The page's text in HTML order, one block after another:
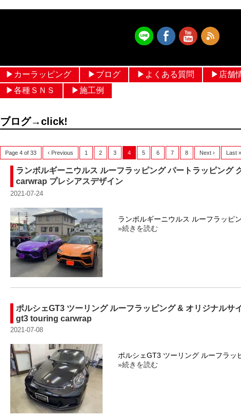
▶︎カーラッピング
フルラッピング価格 設定
ルーフラッピング
メッキモールラッピング
パートラッピング
ボンネットラッピング
フルカラーラッピング
ヘルメットラッピング
▶︎ブログ
作業ブログ
日常ブログ
▶︎よくある質問 ▶︎店舗
▶︎各種ＳＮＳ ▶︎施工例
ブログ→click!
Page 4 of 33 ‹ Previous 1 2 3 4 5 6 7 8 Next › Last »
ランボルギーニウルス ルーフラッピング パートラッピン
carwrap プレシアスデザイン
2021-07-24
ランボルギーニウルス ルーフラッピ
»続きを読む
ポルシェGT3 ツーリング ルーフラッピング & オリジナル
gt3 touring carwrap
2021-07-08
ポルシェGT3 ツーリング ルーフラッ
»続きを読む